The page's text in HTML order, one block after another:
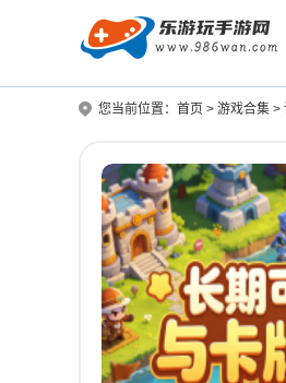
您当前位置： 首页 > 游戏合集 >